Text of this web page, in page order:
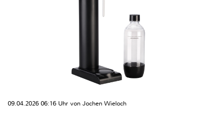
09.04.2026 06:16 Uhr von Jochen Wieloch